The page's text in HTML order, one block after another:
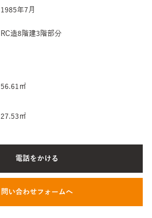
1985年7月
RC造8階建3階部分
56.61㎡
27.53㎡
電話をかける
問い合わせフォームへ